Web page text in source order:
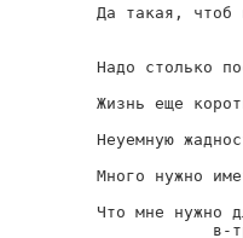
Да такая, чтоб
Надо столько
Жизнь еще
Неуемную
Много нужно
Что мне нужно
в-